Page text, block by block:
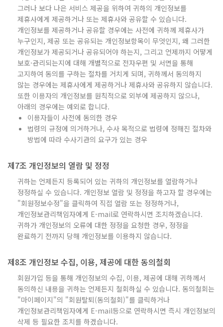
그러나 보다 나은 서비스 제공을 위하여 귀하의 개인정보를
제휴사에게 제공하거나 또는 제휴사와 공유할 수 있습니다.
개인정보를 제공하거나 공유할 경우에는 사전에 귀하께 제휴사가
누구인지, 제공 또는 공유되는 개인정보항목이 무엇인지, 왜 그러한
개인정보가 제공되거나 공유되어야 하는지, 그리고 언제까지 어떻게
보호·관리되는지에 대해 개별적으로 전자우편 및 서면을 통해
고지하여 동의를 구하는 절차를 거치게 되며, 귀하께서 동의하지
않는 경우에는 제휴사에게 제공하거나 제휴사와 공유하지 않습니다.
또한 이용자의 개인정보를 원칙적으로 외부에 제공하지 않으나,
아래의 경우에는 예외로 합니다.
이용자들이 사전에 동의한 경우
법령의 규정에 의거하거나, 수사 목적으로 법령에 정해진 절차와
방법에 따라 수사기관의 요구가 있는 경우
제7조 개인정보의 열람 및 정정
귀하는 언제든지 등록되어 있는 귀하의 개인정보를 열람하거나
정정하실 수 있습니다. 개인정보 열람 및 정정을 하고자 할 경우에는
"회원정보수정"을 클릭하여 직접 열람 또는 정정하거나,
개인정보관리책임자에게 E-mail로 연락하시면 조치하겠습니다.
귀하가 개인정보의 오류에 대한 정정을 요청한 경우, 정정을
완료하기 전까지 당해 개인정보를 이용하지 않습니다.
제8조 개인정보 수집, 이용, 제공에 대한 동의철회
회원가입 등을 통해 개인정보의 수집, 이용, 제공에 대해 귀하께서
동의하신 내용을 귀하는 언제든지 철회하실 수 있습니다. 동의철회는
"마이페이지"의 "회원탈퇴(동의철회)"를 클릭하거나
개인정보관리책임자에게 E-mail등으로 연락하시면 즉시 개인정보의
삭제 등 필요한 조치를 하겠습니다.